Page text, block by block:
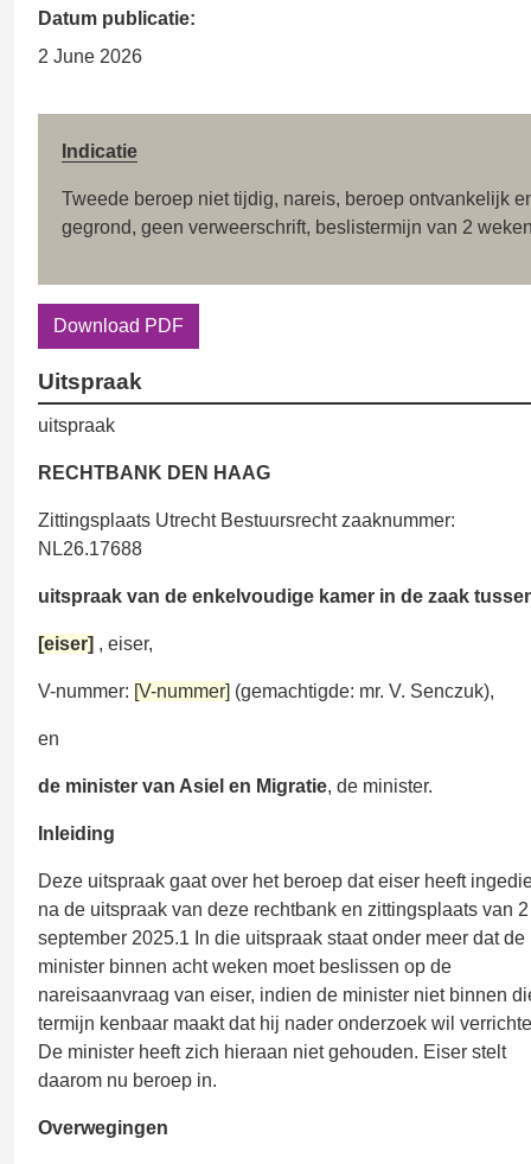
Datum publicatie:
2 June 2026
Indicatie
Tweede beroep niet tijdig, nareis, beroep ontvankelijk
gegrond, geen verweerschrift, beslistermijn van 2
Download PDF
Uitspraak
uitspraak
RECHTBANK DEN HAAG
Zittingsplaats Utrecht Bestuursrecht zaaknummer:
NL26.17688
uitspraak van de enkelvoudige kamer in de zaak
[eiser] , eiser,
V-nummer: [V-nummer] (gemachtigde: mr. V. Senczuk),
en
de minister van Asiel en Migratie, de minister.
Inleiding
Deze uitspraak gaat over het beroep dat eiser heeft
na de uitspraak van deze rechtbank en zittingsplaats van 2
september 2025.1 In die uitspraak staat onder meer dat de
minister binnen acht weken moet beslissen op de
nareisaanvraag van eiser, indien de minister niet binnen
termijn kenbaar maakt dat hij nader onderzoek wil
De minister heeft zich hieraan niet gehouden. Eiser stelt
daarom nu beroep in.
Overwegingen